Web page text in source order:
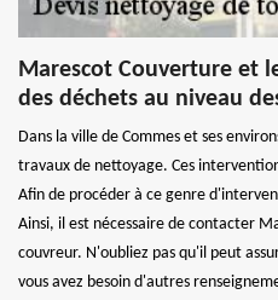
Marescot Couverture et
des déchets au niveau
Dans la ville de Commes et ses
travaux de nettoyage. Ces
Afin de procéder à ce genre
Ainsi, il est nécessaire de contacter
couvreur. N'oubliez pas qu'il peut
vous avez besoin d'autres